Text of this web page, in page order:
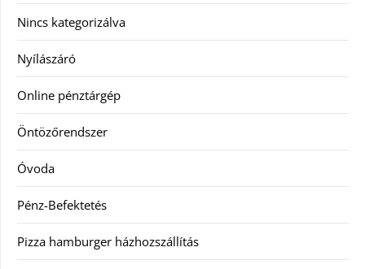
Nincs kategorizálva
Nyílászáró
Online pénztárgép
Öntözőrendszer
Óvoda
Pénz-Befektetés
Pizza hamburger házhozszállítás